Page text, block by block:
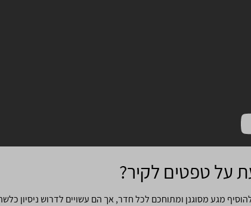
על טפטים לקיר?
מגע מסוגנן ומתוחכם לכל חדר, אך הם עשויים לדרוש ניסיון